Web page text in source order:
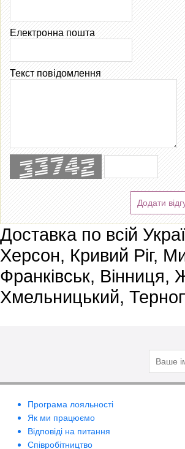
Електронна пошта
Текст повідомлення
Додати
Доставка по всій
Херсон, Кривий Ріг,
Франківськ, Вінниця,
Хмельницький,
Програма лояльності
Як ми працюємо
Відповіді на питання
Співробітництво